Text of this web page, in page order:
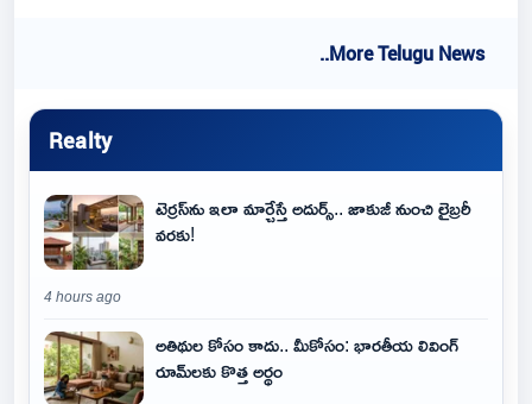
..More Telugu News
Realty
టెర్రస్‌ను ఇలా మార్చేస్తే అదుర్స్.. జాకుజీ నుంచి లైబ్రరీ
వరకు!
4 hours ago
అతిథుల కోసం కాదు.. మీకోసం: భారతీయ లివింగ్
రూమ్‌లకు కొత్త అర్థం